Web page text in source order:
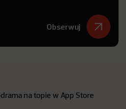
Obserwuj
na topie w App Store